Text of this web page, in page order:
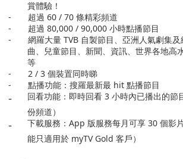
賞體驗！
-
超過 60 / 70 條精彩頻道
-
超過 80,000 / 90,000 小時點播節目
-
網羅大量 TVB 自製節目、亞洲人氣劇集
曲、兒童節目、新聞、資訊、世界各地高
等
-
2 / 3 個裝置同時睇
-
點播功能：搜羅最新最 hit 點播節目
- 回看功能：即時回看 3 小時內已播出的節
份頻道）
- 下載服務： App 版服務每月可享 30 個影
能只適用於 myTV Gold 客戶）